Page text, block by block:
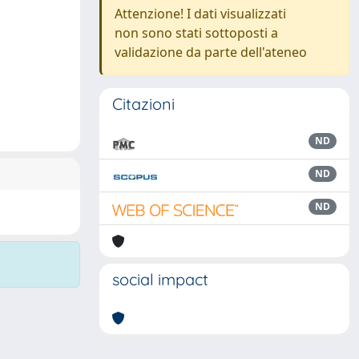
Attenzione! I dati visualizzati
non sono stati sottoposti a
validazione da parte dell'ateneo
Citazioni
ND
ND
ND
social impact